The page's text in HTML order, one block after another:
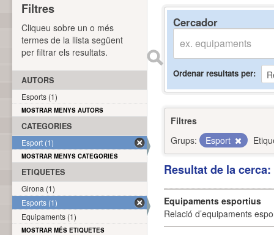
Cercador
Ordenar resultats per
Filtres
Grups:
Esport
Resultat de la
Equipaments esportius
Relació d’equipaments
Filtres
Cliqueu sobre un o més
termes de la llista següent
per filtrar els resultats.
AUTORS
Esports (1)
MOSTRAR MENYS AUTORS
CATEGORIES
Esport (1)
MOSTRAR MENYS CATEGORIES
ETIQUETES
Girona (1)
Esports (1)
Equipaments (1)
MOSTRAR MÉS ETIQUETES